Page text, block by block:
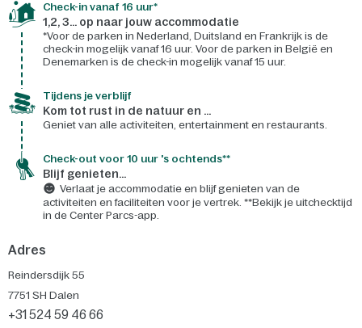
Check-in vanaf 16 uur*
1,2, 3... op naar jouw accommodatie
*Voor de parken in Nederland, Duitsland en Frankrijk is de
check-in mogelijk vanaf 16 uur. Voor de parken in België en
Denemarken is de check-in mogelijk vanaf 15 uur.
Tijdens je verblijf
Kom tot rust in de natuur en ...
Geniet van alle activiteiten, entertainment en restaurants.
Check-out voor 10 uur 's ochtends**
Blijf genieten...
Verlaat je accommodatie en blijf genieten van de
activiteiten en faciliteiten voor je vertrek. **Bekijk je uitchecktijd
in de Center Parcs-app.
Adres
Reindersdijk 55
7751 SH Dalen
+31 524 59 46 66